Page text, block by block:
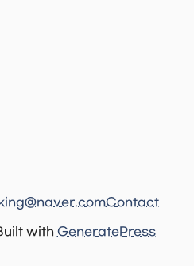
with GeneratePress
Contact